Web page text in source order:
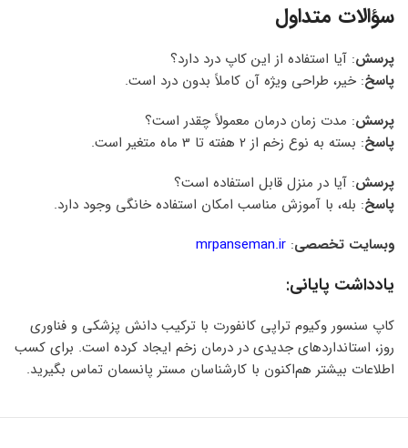
سؤالات متداول
پرسش: آیا استفاده از این کاپ درد دارد؟
پاسخ: خیر، طراحی ویژه آن کاملاً بدون درد است.
پرسش: مدت زمان درمان معمولاً چقدر است؟
پاسخ: بسته به نوع زخم از 2 هفته تا 3 ماه متغیر است.
پرسش: آیا در منزل قابل استفاده است؟
پاسخ: بله، با آموزش مناسب امکان استفاده خانگی وجود دارد.
وبسایت تخصصی:
mrpanseman.ir
یادداشت پایانی:
کاپ سنسور وکیوم تراپی کانفورت با ترکیب دانش پزشکی و فناوری
روز، استانداردهای جدیدی در درمان زخم ایجاد کرده است. برای کسب
اطلاعات بیشتر هم‌اکنون با کارشناسان مستر پانسمان تماس بگیرید.